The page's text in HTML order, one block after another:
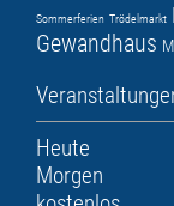
Sommerferien Trödelmarkt
Gewandhaus
Heute
Morgen